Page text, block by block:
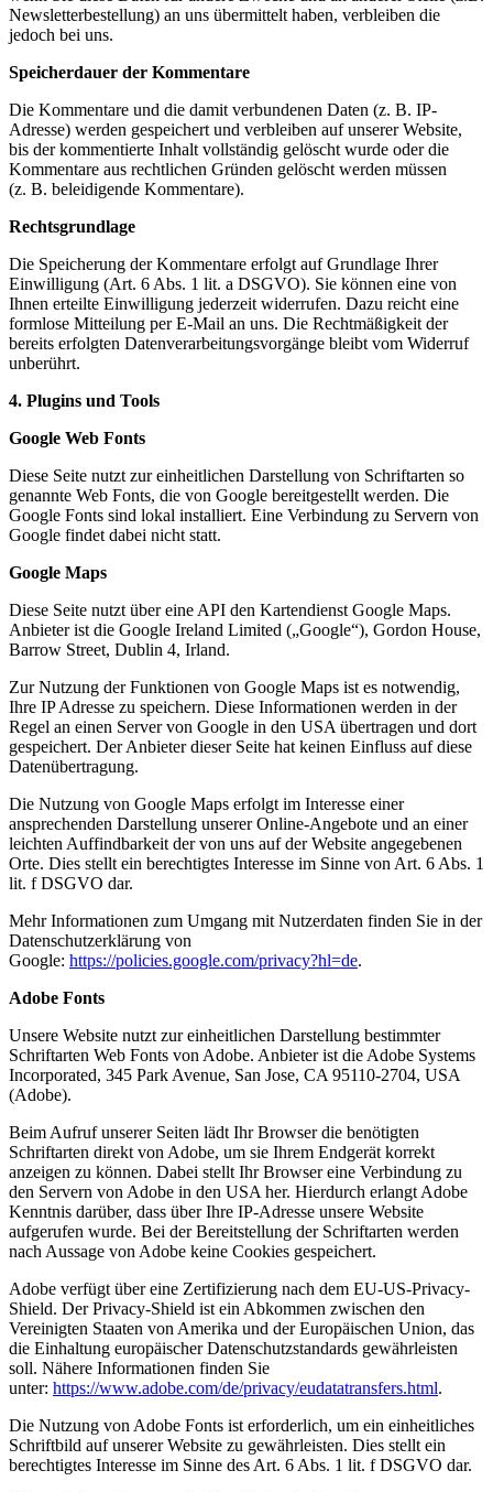
Newsletterbestellung) an uns übermittelt haben, verbleiben die
jedoch bei uns.
Speicherdauer der Kommentare
Die Kommentare und die damit verbundenen Daten (z. B. IP-
Adresse) werden gespeichert und verbleiben auf unserer Website,
bis der kommentierte Inhalt vollständig gelöscht wurde oder die
Kommentare aus rechtlichen Gründen gelöscht werden müssen
(z. B. beleidigende Kommentare).
Rechtsgrundlage
Die Speicherung der Kommentare erfolgt auf Grundlage Ihrer
Einwilligung (Art. 6 Abs. 1 lit. a DSGVO). Sie können eine von
Ihnen erteilte Einwilligung jederzeit widerrufen. Dazu reicht eine
formlose Mitteilung per E-Mail an uns. Die Rechtmäßigkeit der
bereits erfolgten Datenverarbeitungsvorgänge bleibt vom Widerruf
unberührt.
4. Plugins und Tools
Google Web Fonts
Diese Seite nutzt zur einheitlichen Darstellung von Schriftarten so
genannte Web Fonts, die von Google bereitgestellt werden. Die
Google Fonts sind lokal installiert. Eine Verbindung zu Servern von
Google findet dabei nicht statt.
Google Maps
Diese Seite nutzt über eine API den Kartendienst Google Maps.
Anbieter ist die Google Ireland Limited („Google“), Gordon House,
Barrow Street, Dublin 4, Irland.
Zur Nutzung der Funktionen von Google Maps ist es notwendig,
Ihre IP Adresse zu speichern. Diese Informationen werden in der
Regel an einen Server von Google in den USA übertragen und dort
gespeichert. Der Anbieter dieser Seite hat keinen Einfluss auf diese
Datenübertragung.
Die Nutzung von Google Maps erfolgt im Interesse einer
ansprechenden Darstellung unserer Online-Angebote und an einer
leichten Auffindbarkeit der von uns auf der Website angegebenen
Orte. Dies stellt ein berechtigtes Interesse im Sinne von Art. 6 Abs. 1
lit. f DSGVO dar.
Mehr Informationen zum Umgang mit Nutzerdaten finden Sie in der
Datenschutzerklärung von
Google: https://policies.google.com/privacy?hl=de.
Adobe Fonts
Unsere Website nutzt zur einheitlichen Darstellung bestimmter
Schriftarten Web Fonts von Adobe. Anbieter ist die Adobe Systems
Incorporated, 345 Park Avenue, San Jose, CA 95110-2704, USA
(Adobe).
Beim Aufruf unserer Seiten lädt Ihr Browser die benötigten
Schriftarten direkt von Adobe, um sie Ihrem Endgerät korrekt
anzeigen zu können. Dabei stellt Ihr Browser eine Verbindung zu
den Servern von Adobe in den USA her. Hierdurch erlangt Adobe
Kenntnis darüber, dass über Ihre IP-Adresse unsere Website
aufgerufen wurde. Bei der Bereitstellung der Schriftarten werden
nach Aussage von Adobe keine Cookies gespeichert.
Adobe verfügt über eine Zertifizierung nach dem EU-US-Privacy-
Shield. Der Privacy-Shield ist ein Abkommen zwischen den
Vereinigten Staaten von Amerika und der Europäischen Union, das
die Einhaltung europäischer Datenschutzstandards gewährleisten
soll. Nähere Informationen finden Sie
unter: https://www.adobe.com/de/privacy/eudatatransfers.html.
Die Nutzung von Adobe Fonts ist erforderlich, um ein einheitliches
Schriftbild auf unserer Website zu gewährleisten. Dies stellt ein
berechtigtes Interesse im Sinne des Art. 6 Abs. 1 lit. f DSGVO dar.